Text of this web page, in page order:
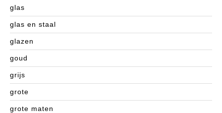
glas
glas en staal
glazen
goud
grijs
grote
grote maten